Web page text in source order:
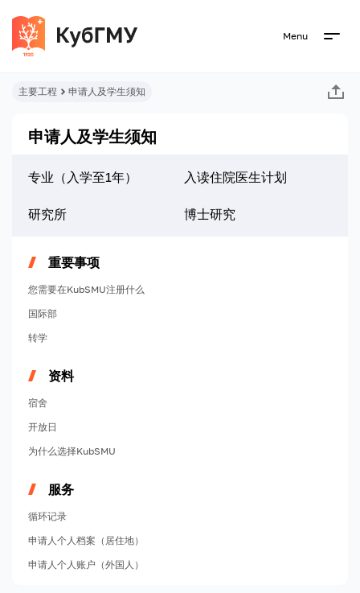
Menu
主要工程 申请人及学生须知
申请人及学生须知
专业（入学至1年） 入读住院医生计划
研究所 博士研究
重要事项
您需要在KubSMU注册什么
国际部
转学
资料
宿舍
开放日
为什么选择KubSMU
服务
循环记录
申请人个人档案（居住地）
申请人个人账户（外国人）